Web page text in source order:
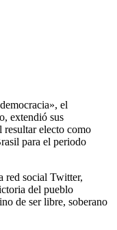
el
extendió sus
electo como
para el periodo
red social Twitter,
del pueblo
de ser libre, soberano